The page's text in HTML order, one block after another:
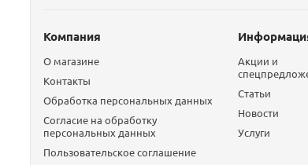
Компания
О магазине
Контакты
Обработка персональных данных
Согласие на обработку
персональных данных
Пользовательское соглашение
Акции и
Статьи
Новости
Услуги